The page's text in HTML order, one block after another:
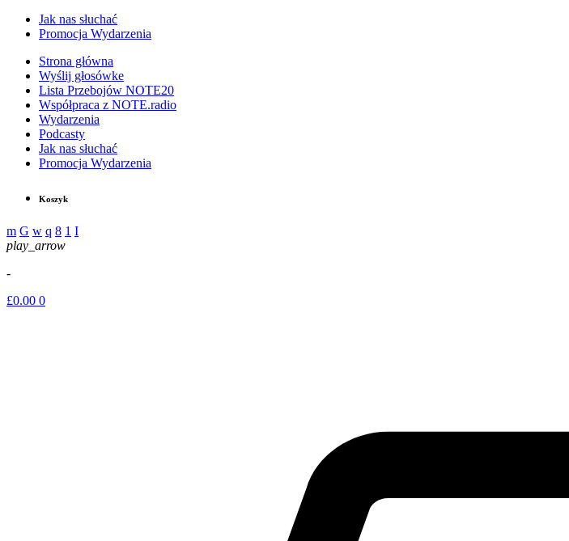
Jak nas słuchać
Promocja Wydarzenia
Strona główna
Wyślij głosówke
Lista Przebojów NOTE20
Współpraca z NOTE.radio
Wydarzenia
Podcasty
Jak nas słuchać
Promocja Wydarzenia
Koszyk
play_arrow
-
£0.00 0